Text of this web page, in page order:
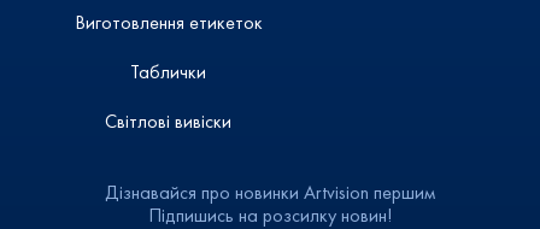
Виготовлення етикеток
Таблички
Світлові вивіски
Дізнавайся про новинки Artvision першим
Підпишись на розсилку новин!